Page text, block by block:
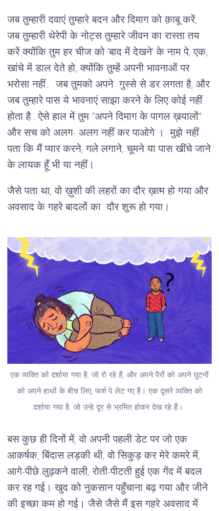
जब तुम्हारी दवाएं तुम्हारे बदन और दिमाग को क़ाबू करें,
जब तुम्हारी थेरेपी के नोट्स तुम्हारे जीवन का रास्ता तय
करें क्योंकि तुम हर चीज को 'बाद में देखने' के नाम पे, एक,
खांचे में डाल देते हो, क्योंकि तुम्हें अपनी भावनाओं पर
भरोसा नहीं... जब तुमको अपने गुस्से से डर लगता है, और
जब तुम्हारे पास ये भावनाएं साझा करने के लिए कोई नहीं
होता है... ऐसे हाल में तुम "अपने दिमाग के पागल ख़यालों"
और सच को अलग- अलग नहीं कर पाओगे । मुझे नहीं
पता कि मैं प्यार करने, गले लगाने, चूमने या पास खींचे जाने
के लायक हूँ भी या नहीं।
जैसे पता था, वो ख़ुशी की लहरों का दौर ख़त्म हो गया और
अवसाद के गहरे बादलों का दौर शुरू हो गया।
एक व्यक्ति को दर्शाया गया है, जो रो रहे हैं, और अपने पैरों को अपने घुटनों
को अपने हाथों के बीच लिए, फर्श पे लेट गए हैं। एक दूसरे व्यक्ति को
दर्शाया गया है, जो उन्हे दूर से भ्रमित होकर देख रहे हैं।
बस कुछ ही दिनों में, वो अपनी पहली डेट पर जो एक
आकर्षक, बिंदास लड़की थी, वो सिकुड़ कर मेरे कमरे में,
आगे-पीछे लुढ़कने वाली, रोती-पीटती हुई एक गेंद में बदल
कर रह गई। खुद को नुकसान पहुँचाना बढ़ गया और जीने
की इच्छा कम हो गई। जैसे जैसे मैं इस गहरे अवसाद में